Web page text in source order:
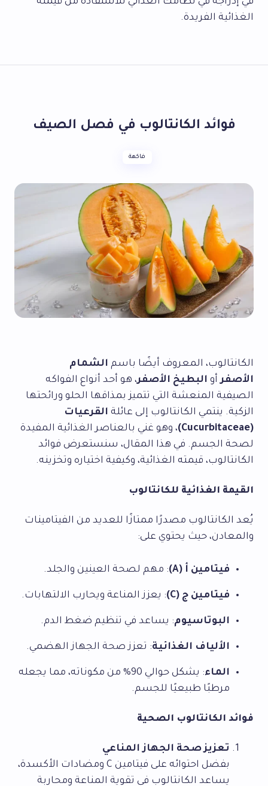
الغذائية الفريدة.
فوائد الكانتالوب في فصل الصيف
فاكهة
الكانتالوب، المعروف أيضًا باسم الشمام
الأصفرأو البطيخ الأصفر، هو أحد أنواع الفواكه
الصيفية المنعشة التي تتميز بمذاقها الحلو ورائحتها
الزكية. ينتمي الكانتالوب إلى عائلة القرعيات
(Cucurbitaceae)
، وهو غني بالعناصر الغذائية المفيدة
لصحة الجسم. في هذا المقال، سنستعرض فوائد
الكانتالوب، قيمته الغذائية، وكيفية اختياره وتخزينه.
القيمة الغذائية للكانتالوب
يُعد الكانتالوب مصدرًا ممتازًا للعديد من الفيتامينات
والمعادن، حيث يحتوي على:
فيتامين أ (A) : مهم لصحة العينين والجلد.
فيتامين ج (C) : يعزز المناعة ويحارب الالتهابات.
البوتاسيوم: يساعد في تنظيم ضغط الدم.
الألياف الغذائية: تعزز صحة الجهاز الهضمي.
الماء
: يشكل حوالي 90% من مكوناته، مما يجعله
مرطبًا طبيعيًا للجسم.
فوائد الكانتالوب الصحية
تعزيز صحة الجهاز المناعي
بفضل احتوائه على فيتامين C ومضادات الأكسدة،
يساعد الكانتالوب في تقوية المناعة ومحاربة